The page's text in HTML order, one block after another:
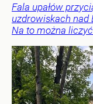
Fala upałów
uzdrowiskach nad
Na to można